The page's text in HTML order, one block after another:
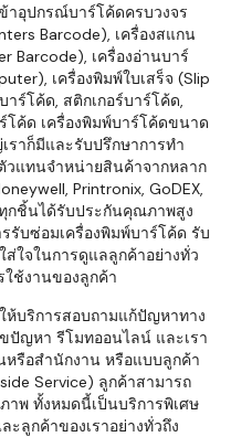
าอุปกรณ์บาร์โค้ดครบวงจร
Barcode), เครื่องสแกน
Barcode), เครื่องอ่านบาร์
เครื่องพิมพ์ใบเสร็จ (Slip
ร์โค้ด, สติกเกอร์บาร์โค้ด,
ค้ด เครื่องพิมพ์บาร์โค้ดขนาด
ราก็มีและรับปรึกษาการทำ
วแทนจำหน่ายสินค้าจากหลาก
Printronix, GoDEX,
ทุกชิ้นได้รับประกันคุณภาพสูง
รับซ่อมเครื่องพิมพ์บาร์โค้ด รับ
ส่ใจในการดูแลลูกค้าอย่างทั่ว
ช้งานของลูกค้า
ห้บริการสอบถามแก้ปัญหาทาง
ปัญหา รีโมทออนไลน์ และเรา
หรือสำนักงาน หรือแบบลูกค้า
Service) ลูกค้าสามารถ
พ ทั้งหมดนี้เป็นบริการพิเศษ
ลูกค้าของเราอย่างทั่วถึง